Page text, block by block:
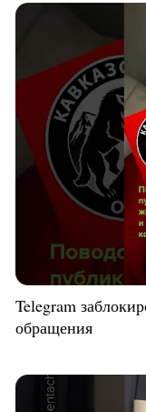
Telegram
обращения